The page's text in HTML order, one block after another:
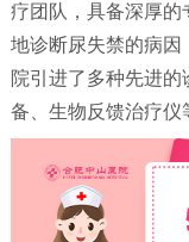
疗团队，具备深厚的
地诊断尿失禁的病因
院引进了多种先进
备、生物反馈治疗仪